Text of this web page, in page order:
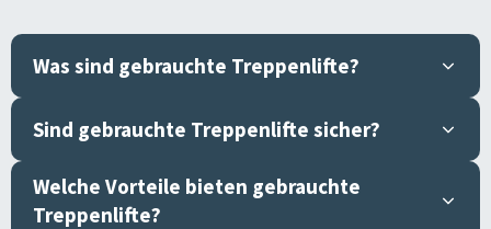
Was sind gebrauchte Treppenlifte?
Sind gebrauchte Treppenlifte sicher?
Welche Vorteile bieten gebrauchte
Treppenlifte?